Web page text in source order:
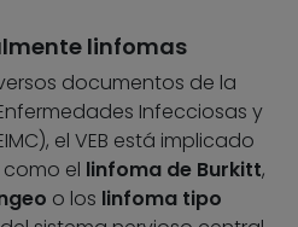
linfomas
documentos de la
Infecciosas y
el VEB está implicado
el linfoma de Burkitt,
o los linfoma tipo